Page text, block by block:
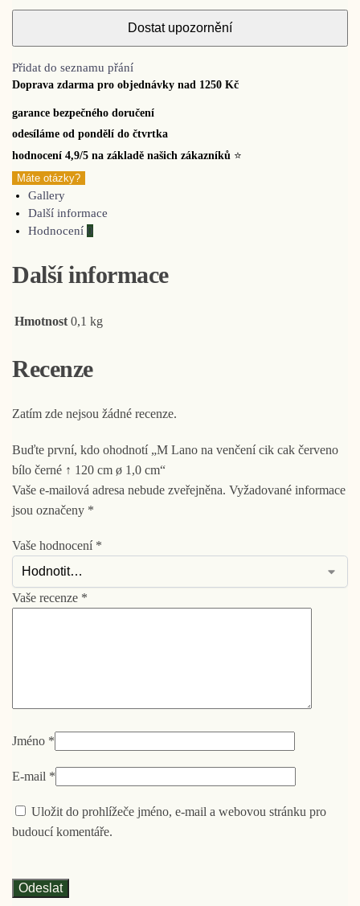
Přidat do seznamu přání
Doprava zdarma pro objednávky nad 1250 Kč
garance bezpečného doručení
odesíláme od pondělí do čtvrtka
hodnocení 4,9/5 na základě našich zákazníků ⭐
Máte otázky?
Gallery
Další informace
Hodnocení 0
Další informace
Hmotnost 0,1 kg
Recenze
Zatím zde nejsou žádné recenze.
Buďte první, kdo ohodnotí „M Lano na venčení cik cak červeno
bílo černé ↑ 120 cm ø 1,0 cm“
Vaše e-mailová adresa nebude zveřejněna. Vyžadované informace
jsou označeny *
Vaše hodnocení *
Vaše recenze *
Jméno *
E-mail *
Uložit do prohlížeče jméno, e-mail a webovou stránku pro
budoucí komentáře.